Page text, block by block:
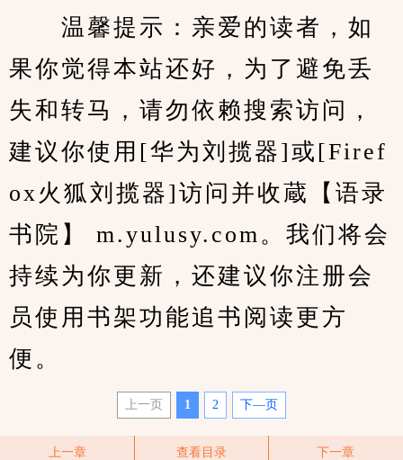
温馨提示：亲爱的读者，如
果你觉得本站还好，为了避免丢
失和转马，请勿依赖搜索访问，
建议你使用[华为刘揽器]或[Firef
ox火狐刘揽器]访问并收蔵【语录
书院】 m.yulusy.com。我们将会
持续为你更新，还建议你注册会
员使用书架功能追书阅读更方
便。
上一页 1 2 下—页
上一章 查看目录 下一章